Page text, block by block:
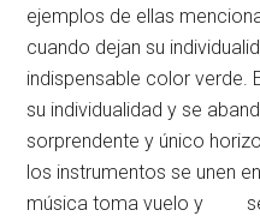
ejemplos de ellas
cuando dejan su
indispensable color verde.
su individualidad y se
sorprendente y único
los instrumentos se unen
música toma vuelo y